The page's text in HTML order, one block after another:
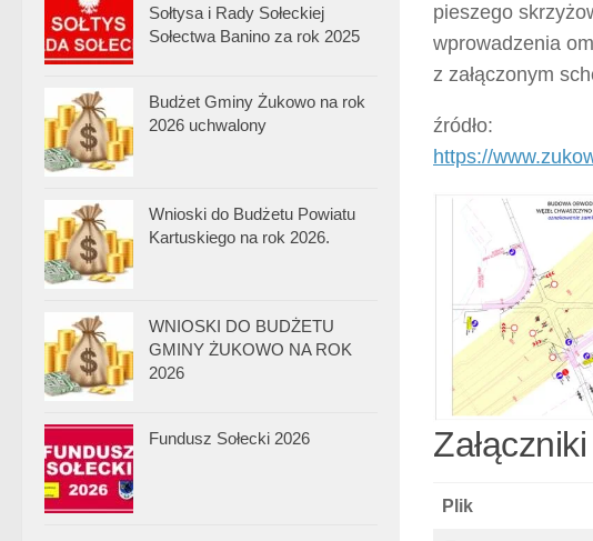
pieszego
wprowadzenia
z załączonym
źródło:
https://
Załączniki
Plik
Sołtysa i Rady Sołeckiej
Sołectwa Banino za rok 2025
Budżet Gminy Żukowo na rok
2026 uchwalony
Wnioski do Budżetu Powiatu
Kartuskiego na rok 2026.
WNIOSKI DO BUDŻETU
GMINY ŻUKOWO NA ROK
2026
Fundusz Sołecki 2026